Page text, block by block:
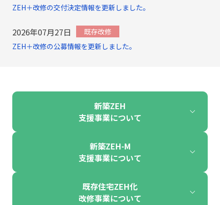
ZEH＋改修の交付決定情報を更新しました。
2026年07月27日
既存改修
ZEH＋改修の公募情報を更新しました。
新築ZEH
支援事業について
新築ZEH-M
支援事業について
既存住宅ZEH化
改修事業について